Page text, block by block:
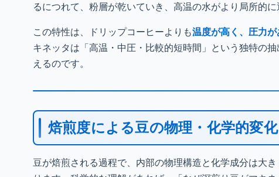
るにつれて、粉層が乾いていき、高温の水がより局所的に
この特性は、ドリップコーヒーよりも温度が高く、圧力
キネッタは「高温・中圧・比較的短時間」という独特の
えるのです。
焙煎度による豆の物理・化学的変
豆が焙煎される過程で、内部の物理構造と化学成分は大